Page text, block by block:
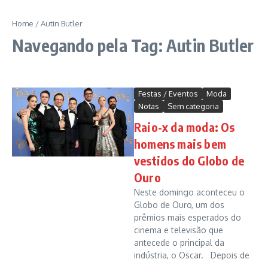
Home /Autin Butler
Navegando pela Tag: Autin Butler
Festas / Eventos
Moda
Notas
Sem categoria
Raio-x da moda: Os
homens mais bem
vestidos do Globo de
Ouro
Neste domingo aconteceu o
Globo de Ouro, um dos
prêmios mais esperados do
cinema e televisão que
antecede o principal da
indústria, o Oscar. Depois de